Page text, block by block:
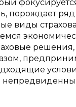
порождает
виды
условия